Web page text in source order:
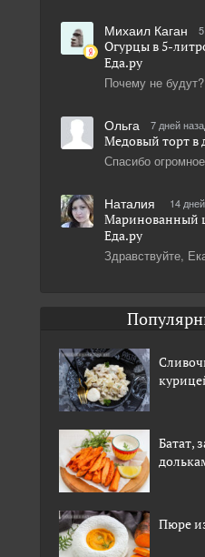
Михаил Каган
Почему не
Огурцы в 5-
Eда.ру
Ольга 7 дней
Спасибо
Медовый торт в
Наталия 14
Здравствуйте,
Маринованный
Eда.ру
Батат,
Пюре